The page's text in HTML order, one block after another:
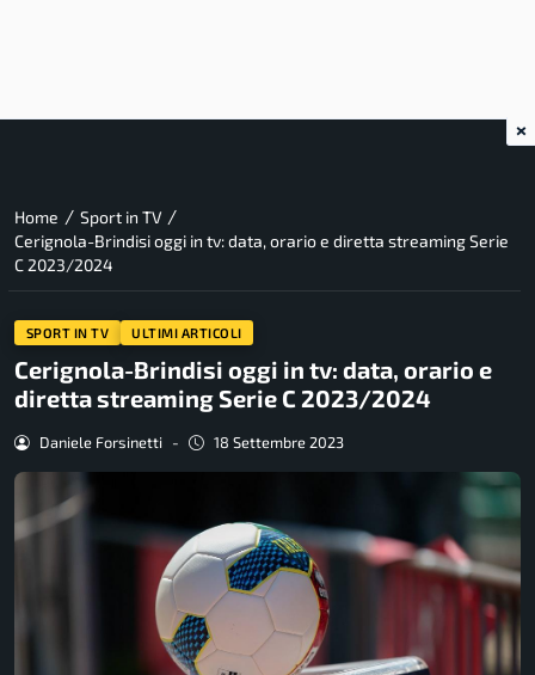
Home / Sport in TV /
Cerignola-Brindisi oggi in tv: data, orario e diretta streaming Serie
C 2023/2024
SPORT IN TV ULTIMI ARTICOLI
Cerignola-Brindisi oggi in tv: data, orario e
diretta streaming Serie C 2023/2024
Daniele Forsinetti - 18 Settembre 2023
×